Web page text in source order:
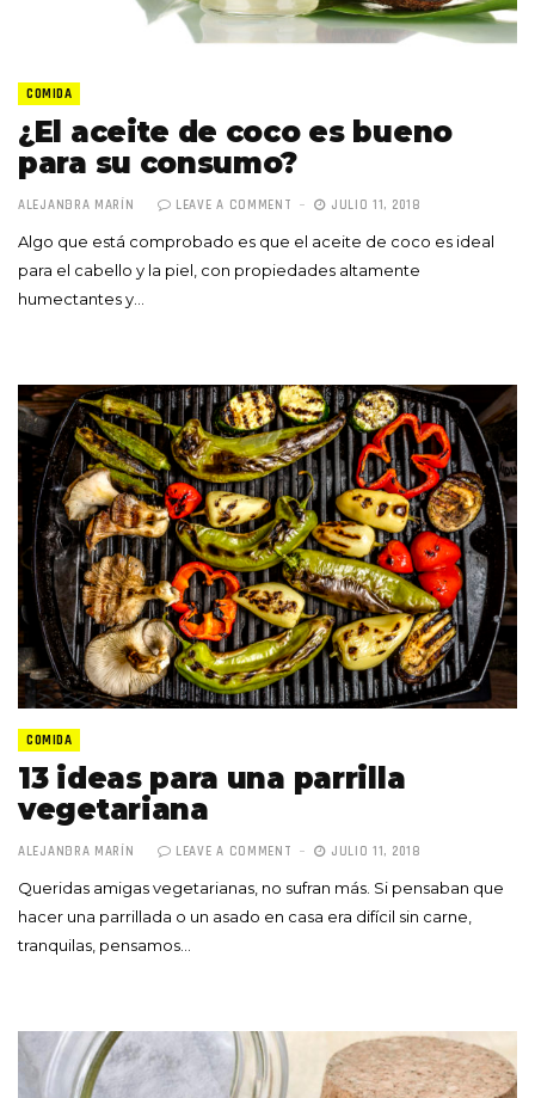
COMIDA
¿El aceite de coco es bueno
para su consumo?
ALEJANDRA MARÍN LEAVE A COMMENT JULIO 11, 2018
Algo que está comprobado es que el aceite de coco es ideal
para el cabello y la piel, con propiedades altamente
humectantes y…
COMIDA
13 ideas para una parrilla
vegetariana
ALEJANDRA MARÍN LEAVE A COMMENT JULIO 11, 2018
Queridas amigas vegetarianas, no sufran más. Si pensaban que
hacer una parrillada o un asado en casa era difícil sin carne,
tranquilas, pensamos…